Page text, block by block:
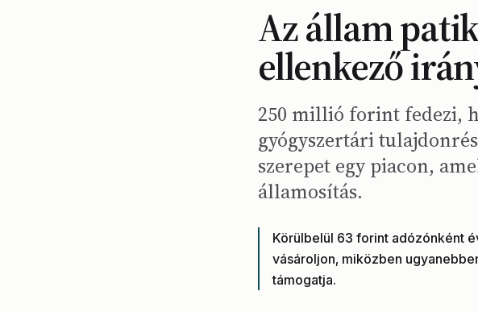
Az állam
ellenkező
250 millió forint fedezi,
gyógyszertári
szerepet egy piacon,
államosítás.
Körülbelül 63 forint adózónként
vásároljon, miközben
támogatja.